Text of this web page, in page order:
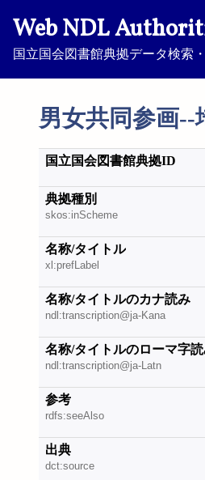
Web NDL
国立国会図書館典拠データ検索
男女共同参画--
国立国会図書館典拠ID
典拠種別
skos:inScheme
名称/タイトル
xl:prefLabel
名称/タイトルのカナ読み
ndl:transcription@ja-Kana
名称/タイトルのローマ字
ndl:transcription@ja-Latn
参考
rdfs:seeAlso
出典
dct:source